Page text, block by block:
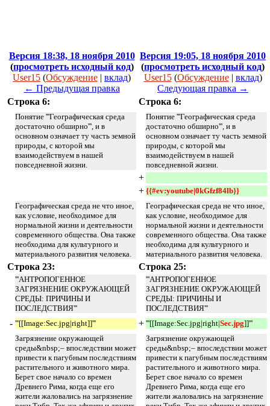
Версия 18:38, 18 ноября 2010
(просмотреть исходный код)
User15 (Обсуждение | вклад)
← Предыдущая правка
Версия 19:05, 18 ноября 2010
(просмотреть исходный код)
User15 (Обсуждение| вклад)
Следующая правка →
Строка 6:
Строка 6:
Понятие '''Географическая среда
достаточно обширно''', и в
основном означает ту часть земной
природы, с которой мы
взаимодействуем в нашей
повседневной жизни.
Понятие '''Географическая среда
достаточно обширно''', и в
основном означает ту часть земной
природы, с которой мы
взаимодействуем в нашей
повседневной жизни.
+
+ {{#ev:youtube|0kGfzf84lb}}
Географическая среда не что иное,
как условие, необходимое для
нормальной жизни и деятельности
современного общества. Она также
необходима для культурного и
материального развития человека.
Географическая среда не что иное,
как условие, необходимое для
нормальной жизни и деятельности
современного общества. Она также
необходима для культурного и
материального развития человека.
Строка 23: Строка 25:
'''АНТРОПОГЕННОЕ
ЗАГРЯЗНЕНИЕ ОКРУЖАЮЩЕЙ
СРЕДЫ: ПРИЧИНЫ И
ПОСЛЕДСТВИЯ'''
'''АНТРОПОГЕННОЕ
ЗАГРЯЗНЕНИЕ ОКРУЖАЮЩЕЙ
СРЕДЫ: ПРИЧИНЫ И
ПОСЛЕДСТВИЯ'''
- '''[[Image:Sec.jpg|right]]''' + '''[[Image:Sec.jpg|right|Sec.jpg]]'''
Загрязнение окружающей
среды&nbsp;– впоследствии может
привести к пагубным последствиям
растительного и животного мира.
Берет свое начало со времен
Древнего Рима, когда еще его
жители жаловались на загрязнение
Загрязнение окружающей
среды&nbsp;– впоследствии может
привести к пагубным последствиям
растительного и животного мира.
Берет свое начало со времен
Древнего Рима, когда еще его
жители жаловались на загрязнение